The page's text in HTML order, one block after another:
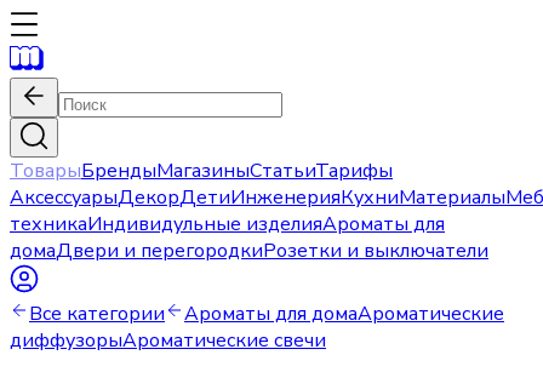
ТоварыБрендыМагазиныСтатьиТарифы
АксессуарыДекорДетиИнженерияКухниМатериалы
техникаИндивидульные изделияАроматы для
домаДвери и перегородкиРозетки и выключатели
Все категории Ароматы для домаАроматические
диффузорыАроматические свечи